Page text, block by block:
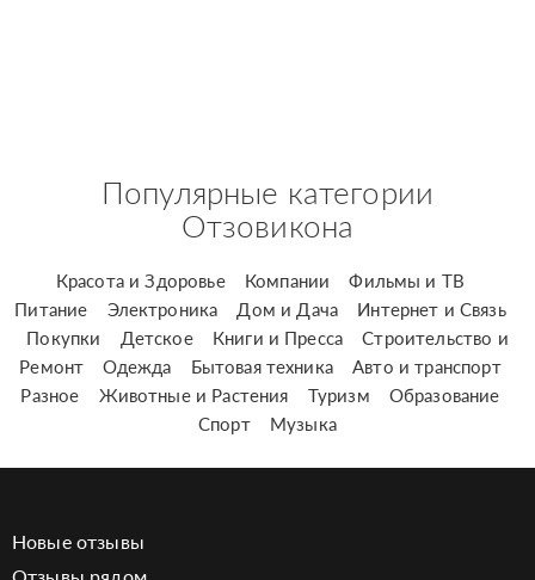
Популярные категории
Отзовикона
Красота и Здоровье Компании
Фильмы и ТВ
Питание
Электроника Дом и Дача
Интернет и Связь
Покупки
Детское Книги и Пресса
Строительство и
Ремонт
Одежда Бытовая техника
Авто и транспорт
Разное
Животные и Растения Туризм
Образование
Спорт
Музыка
Новые отзывы